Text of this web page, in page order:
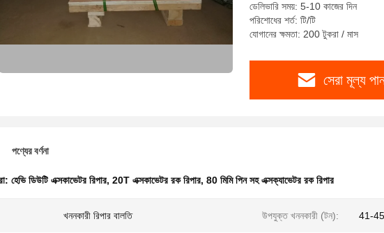
ডেলিভারি সময়: 5-10 কাজের দিন
পরিশোধের শর্ত: টি/টি
যোগানের ক্ষমতা: 200 টুকরা / মাস
সেরা মূল্য
পণ্যের বর্ণনা
হেভি ডিউটি ​​এক্সকাভেটর রিপার, 20T এক্সকাভেটর রক রিপার, 80 মিমি পিন সহ এক্সক্যাভেটর রক রিপার
খননকারী রিপার বালতি উপযুক্ত খননকারী (টন): 41-